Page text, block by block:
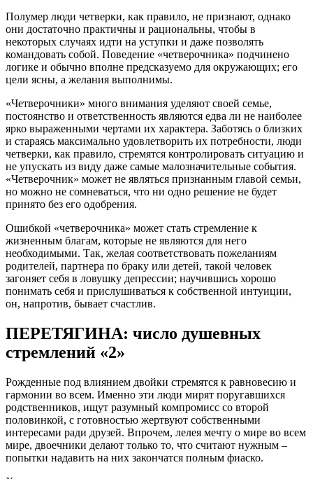
Полумер люди четверки, как правило, не признают, однако
они достаточно практичны и рациональны, чтобы в
некоторых случаях идти на уступки и даже позволять
командовать собой. Поведение «четверочника» подчинено
логике и обычно вполне предсказуемо для окружающих; его
цели ясны, а желания выполнимы.
«Четверочники» много внимания уделяют своей семье,
постоянство и ответственность являются едва ли не наиболее
ярко выраженными чертами их характера. Заботясь о близких
и стараясь максимально удовлетворить их потребности, люди
четверки, как правило, стремятся контролировать ситуацию и
не упускать из виду даже самые малозначительные события.
«Четверочник» может не являться признанным главой семьи,
но можно не сомневаться, что ни одно решение не будет
принято без его одобрения.
Ошибкой «четверочника» может стать стремление к
жизненным благам, которые не являются для него
необходимыми. Так, желая соответствовать пожеланиям
родителей, партнера по браку или детей, такой человек
загоняет себя в ловушку депрессии; научившись хорошо
понимать себя и прислушиваться к собственной интуиции,
он, напротив, бывает счастлив.
ПЕРЕТЯГИНА: число душевных
стремлений «2»
Рожденные под влиянием двойки стремятся к равновесию и
гармонии во всем. Именно эти люди мирят поругавшихся
родственников, ищут разумный компромисс со второй
половинкой, с готовностью жертвуют собственными
интересами ради друзей. Впрочем, лелея мечту о мире во всем
мире, двоечники делают только то, что считают нужным –
попытки надавить на них закончатся полным фиаско.